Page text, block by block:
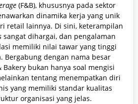
(F&B), khususnya pada sektor
dinamika kerja yang unik
retail lainnya. Di sini, keterampilan
sangat dihargai, dan pengalaman
memiliki nilai tawar yang tinggi
Bergabung dengan nama besar
Bakery bukan hanya soal mengisi
tentang menempatkan diri
yang memiliki standar kualitas
organisasi yang jelas.